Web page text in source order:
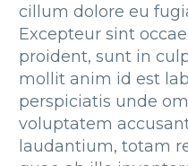
cillum dolore eu
Excepteur sint
proident, sunt in
mollit anim id est
perspiciatis unde
voluptatem
laudantium, totam